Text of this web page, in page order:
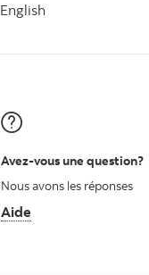
English
Avez-vous une question?
Nous avons les réponses
Aide